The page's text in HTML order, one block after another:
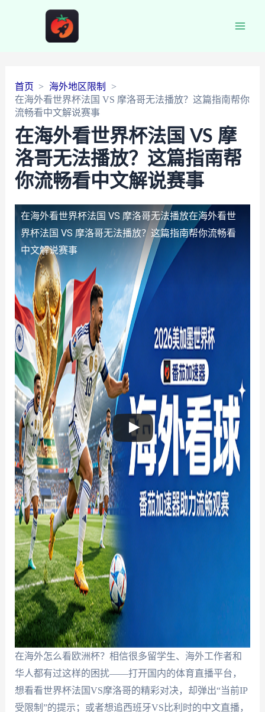
首页
海外地区限制
在海外看世界杯法国 VS 摩洛哥无法播放？这篇指南帮你
流畅看中文解说赛事
在海外看世界杯法国 VS 摩
洛哥无法播放？这篇指南帮
你流畅看中文解说赛事
在海外看世界杯法国 VS 摩洛哥无法播放在海外看世
界杯法国 VS 摩洛哥无法播放？这篇指南帮你流畅看
中文解说赛事
在海外怎么看欧洲杯？相信很多留学生、海外工作者和
华人都有过这样的困扰——打开国内的体育直播平台，
想看看世界杯法国VS摩洛哥的精彩对决，却弹出“当前IP
受限制”的提示；或者想追西班牙VS比利时的中文直播，